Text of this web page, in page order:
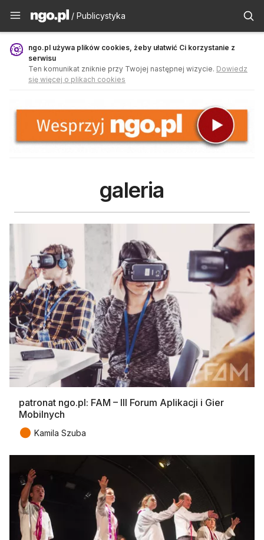
Publicystyka - ngo.pl
/ Publicystyka
ngo.pl używa plików cookies, żeby ułatwić Ci korzystanie z
serwisu
Ten komunikat zniknie przy Twojej następnej wizycie. Dowiedz
się więcej o plikach cookies
galeria
patronat ngo.pl: FAM – III Forum Aplikacji i Gier
Mobilnych
● Kamila Szuba